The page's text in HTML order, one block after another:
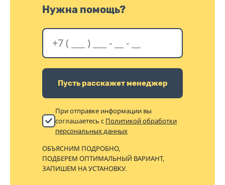
Нужна помощь?
Пусть расскажет менеджер
При отправке информации вы
соглашаетесь с Политикой обработки
персональных данных
ОБЪЯСНИМ ПОДРОБНО,
ПОДБЕРЕМ ОПТИМАЛЬНЫЙ ВАРИАНТ,
ЗАПИШЕМ НА УСТАНОВКУ.